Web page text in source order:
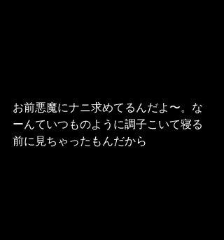
お前悪魔にナニ求めてるんだよ〜。な
ーんていつものように調子こいて寝る
前に見ちゃったもんだから